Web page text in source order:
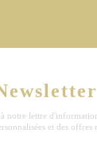
notre lettre
et des offres